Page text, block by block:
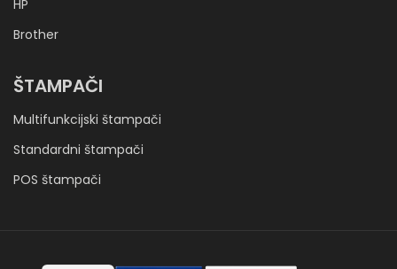
HP
Brother
ŠTAMPAČI
Multifunkcijski štampači
Standardni štampači
POS štampači